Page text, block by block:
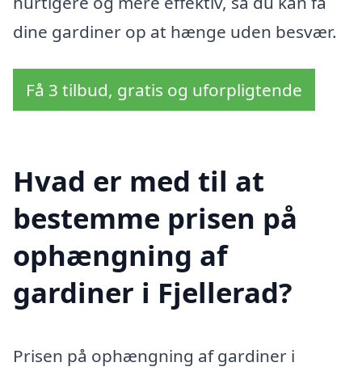
dine gardiner op at hænge uden besvær.
Få 3 tilbud, gratis og uforpligtende
Hvad er med til at
bestemme prisen på
ophængning af
gardiner i Fjellerad?
Prisen på ophængning af gardiner i